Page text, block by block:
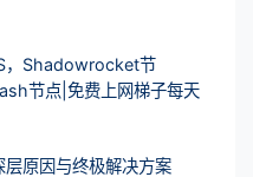
，Shadowrocket节
节点|免费上网梯子每天
原因与终极解决方案